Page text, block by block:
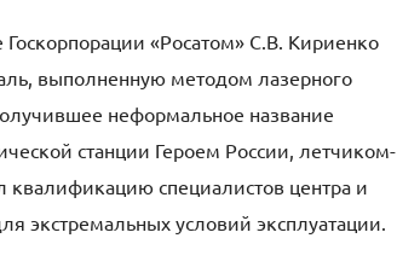
«Росатом» С.В. Кириенко
выполненную методом лазерного
неформальное название
станции Героем России, летчиком-
специалистов центра и
экстремальных условий эксплуатации.